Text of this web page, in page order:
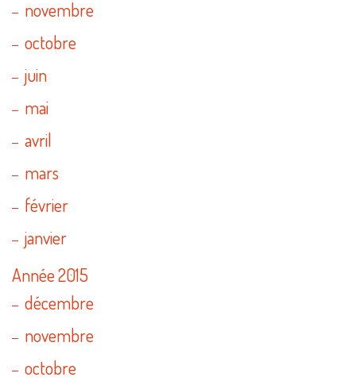
novembre
octobre
juin
mai
avril
mars
février
janvier
Année 2015
décembre
novembre
octobre